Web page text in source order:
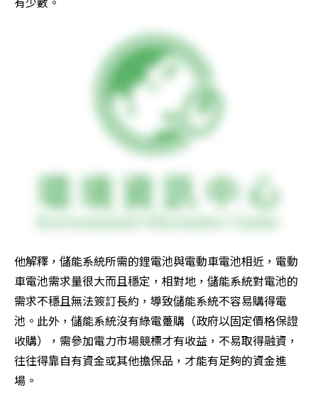
他解釋，儲能系統所需的鋰電池與電動車電池相近，電動
車電池需求量很大而且穩定，相對地，儲能系統對電池的
需求不穩且無法簽訂長約，導致儲能系統不容易購得電
池。此外，儲能系統沒有綠電躉購（政府以固定價格保證
收購），需參加電力市場競標才有收益，不易取得融資，
往往得靠自有資金或其他擔保品，才能有足夠的資金進
場。